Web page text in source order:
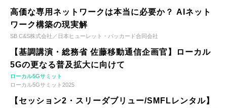
高価な専用ネットワークは本当に必要か？ AIネット
ワーク構築の現実解
SB C&S株式会社／日本ヒューレット・パッカード合同会社
【基調講演・総務省 佐藤移動通信企画官】ローカル
5Gの更なる普及拡大に向けて
ローカル5Gサミット
ローカル5Gサミット2025
【セッション2・スリーダブリュー/SMFLレンタル】